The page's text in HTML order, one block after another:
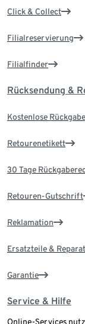
Click & Collect
Filialreservierung
Filialfinder
Rücksendung &
Kostenlose
Retourenetikett
30 Tage
Retouren-Gutschrift
Reklamation
Ersatzteile &
Garantie
Service & Hilfe
Online-Services